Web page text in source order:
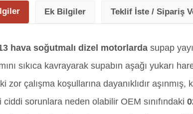
Ek Bilgiler Teklif İste / Sipariş
hava soğutmalı dizel motorlarda supap
sıkıca kavrayarak supabın aşağı yukarı
çalışma koşullarına dayanıklıdır aşınmış,
sorunlara neden olabilir OEM sınıfındaki